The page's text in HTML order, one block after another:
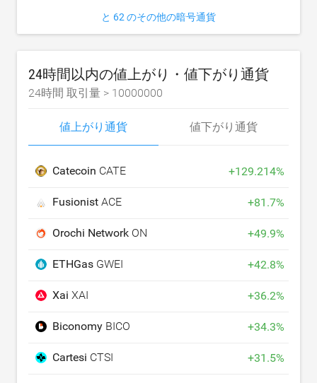
と 62 のその他の暗号通貨
24時間以内の値上がり・値下がり通貨
24時間 取引量 > 10000000
値上がり通貨 値下がり通貨
Catecoin CATE +129.214%
Fusionist ACE +81.7%
Orochi Network ON +49.9%
ETHGas GWEI +42.8%
Xai XAI +36.2%
Biconomy BICO +34.3%
Cartesi CTSI +31.5%